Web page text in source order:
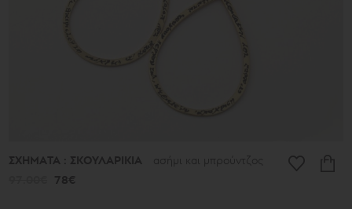
ΣΧΗΜΑΤΑ : ΣΚΟΥΛΑΡΙΚΙΑ ασήμι και μπρούντζος
78€